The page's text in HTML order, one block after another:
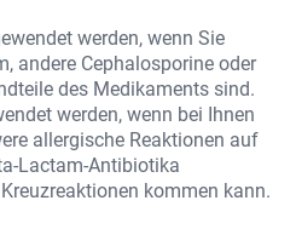
werden, wenn Sie
andere Cephalosporine oder
des Medikaments sind.
werden, wenn bei Ihnen
allergische Reaktionen auf
Lactam-Antibiotika
kommen kann.